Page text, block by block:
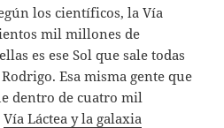
los científicos, la Vía
mil millones de
es ese Sol que sale todas
Esa misma gente que
dentro de cuatro mil
Vía Láctea y la galaxia